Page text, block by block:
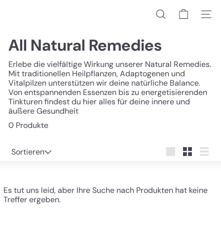
s
i
c/
b
e
r
l
i
n
Suche
All Natural Remedies
Erlebe die vielfältige Wirkung unserer Natural Remedies.
Mit traditionellen Heilpflanzen, Adaptogenen und
Vitalpilzen unterstützen wir deine natürliche Balance.
Von entspannenden Essenzen bis zu energetisierenden
Tinkturen findest du hier alles für deine innere und
äußere Gesundheit
0 Produkte
Sortieren
Sortieren
Es tut uns leid, aber Ihre Suche nach Produkten hat keine
Treffer ergeben.